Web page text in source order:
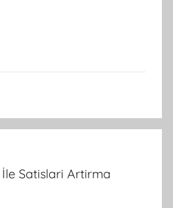
Satislari Artirma